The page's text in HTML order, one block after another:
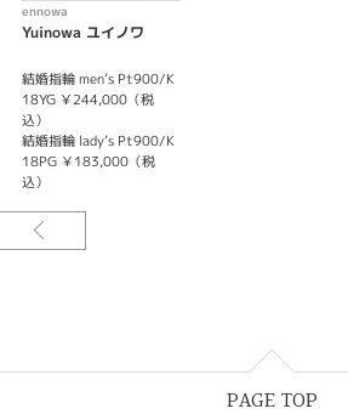
ennowa
Yuinowa ユイノワ
結婚指輪 men’s Pt900/K
18YG ￥244,000（税
込）
結婚指輪 lady’s Pt900/K
18PG ￥183,000（税
込）
PAGE TOP